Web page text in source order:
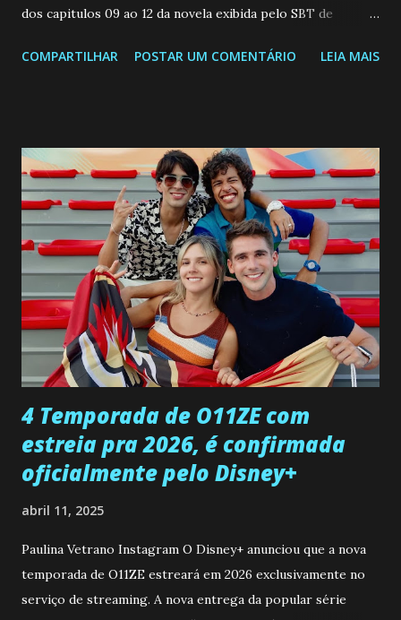
dos capitulos 09 ao 12 da novela exibida pelo SBT de
a Programação Semanal do SBT de 08/06/26 a 14/06/26
confessa a Gabriel que ele demonstrou ser o tipo de
pessoa que ela tanto desejou durante toda a vida. Camila
entra no quarto de Gabriel e imagina como seria o
encontro deles, quando conseguir seduzi-lo. Manuel avisa a
Paula sobre a suposta infidelidade de Gabriel com Joana.
Rogerio consegue se livrar de todas as suspeitas pelo
desaparecimento de Francisco, apontando que ele poderia
ter sido vítima da fúria de Gabriel. Artur informa a Gabriel
que a clínica inseminou por engano outra paciente, que está
...
COMPARTILHAR POSTAR UM COMENTÁRIO LEIA MAIS
4 Temporada de O11ZE com
estreia pra 2026, é confirmada
oficialmente pelo Disney+
abril 11, 2025
Paulina Vetrano Instagram O Disney+ anunciou que a nova
temporada de O11ZE estreará em 2026 exclusivamente no
serviço de streaming. A nova entrega da popular série